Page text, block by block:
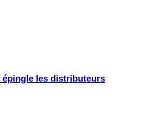
épingle les distributeurs